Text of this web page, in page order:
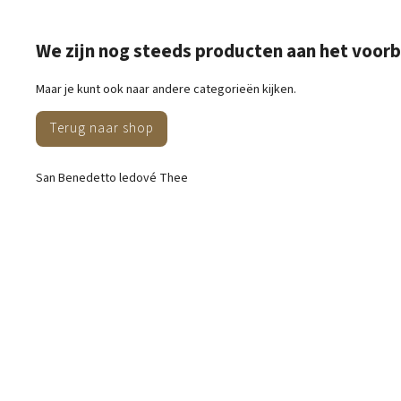
We zijn nog steeds producten aan het
Maar je kunt ook naar andere categorieën kijken.
Terug naar shop
San Benedetto ledové Thee